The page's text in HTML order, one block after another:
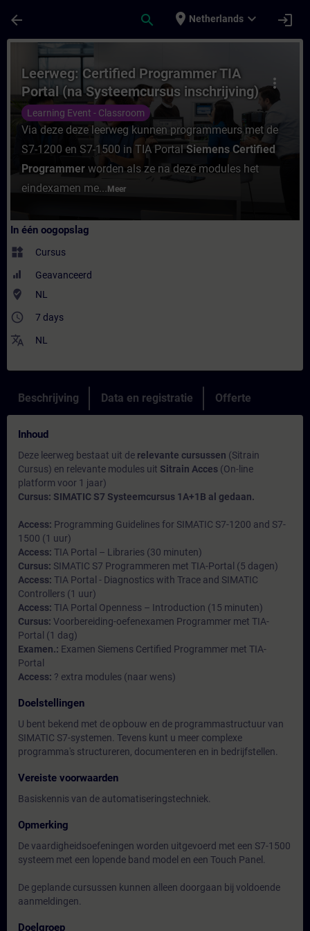
arrow_back search place Netherlands expand_more login
Cursus - Leerweg: Certified
more_vert
Leerweg: Certified Programmer TIA
Portal (na Systeemcursus inschrijving)
Learning Event - Classroom
Via deze deze leerweg kunnen programmeurs met de
S7-1200 en S7-1500 in TIA Portal Siemens Certified
Programmer worden als ze na deze modules het
eindexamen me... Meer
In één oogopslag
widgets Cursus
Geavanceerd
where_to_vote NL
access_time 7 days
translate NL
Beschrijving Data en registratie Offerte
Inhoud
Deze leerweg bestaat uit de relevante cursussen (Sitrain
Cursus) en relevante modules uit Sitrain Acces (On-line
platform voor 1 jaar)
Cursus: SIMATIC S7 Systeemcursus 1A+1B al gedaan.
Access: Programming Guidelines for SIMATIC S7-1200 and S7-
1500 (1 uur)
Access: TIA Portal – Libraries (30 minuten)
Cursus: SIMATIC S7 Programmeren met TIA-Portal (5 dagen)
Access: TIA Portal - Diagnostics with Trace and SIMATIC
Controllers (1 uur)
Access: TIA Portal Openness – Introduction (15 minuten)
Cursus: Voorbereiding-oefenexamen Programmer met TIA-
Portal (1 dag)
Examen.: Examen Siemens Certified Programmer met TIA-
Portal
Access: ? extra modules (naar wens)
Doelstellingen
U bent bekend met de opbouw en de programmastructuur van
SIMATIC S7-systemen. Tevens kunt u meer complexe
programma's structureren, documenteren en in bedrijfstellen.
Vereiste voorwaarden
Basiskennis van de automatiseringstechniek.
Opmerking
De vaardigheidsoefeningen worden uitgevoerd met een S7-1500
systeem met een lopende band model en een Touch Panel.
De geplande cursussen kunnen alleen doorgaan bij voldoende
aanmeldingen.
Doelgroep